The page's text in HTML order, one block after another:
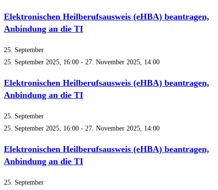
Elektronischen Heilberufsausweis (eHBA) beantragen,
Anbindung an die TI
25. September
25. September 2025, 16:00 - 27. November 2025, 14:00
Elektronischen Heilberufsausweis (eHBA) beantragen,
Anbindung an die TI
25. September
25. September 2025, 16:00 - 27. November 2025, 14:00
Elektronischen Heilberufsausweis (eHBA) beantragen,
Anbindung an die TI
25. September